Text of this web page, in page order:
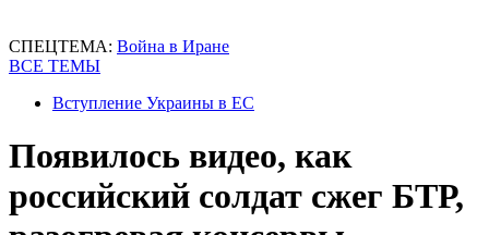
СПЕЦТЕМА: Война в Иране
ВСЕ ТЕМЫ
Вступление Украины в ЕС
Появилось видео, как
российский солдат сжег БТР,